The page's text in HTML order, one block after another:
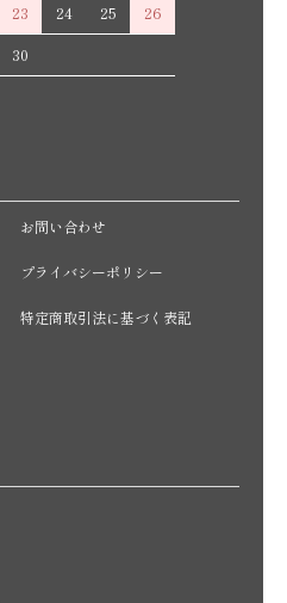
23 24 25
26
30
お問い合わせ
プライバシーポリシー
特定商取引法に基づく表記